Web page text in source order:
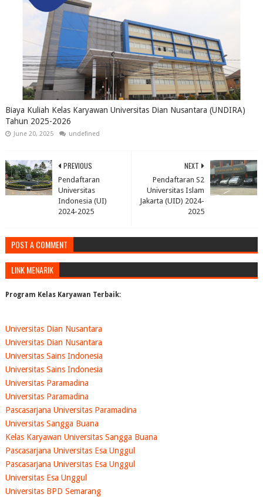
Biaya Kuliah Kelas Karyawan Universitas Dian Nusantara (UNDIRA)
Tahun 2025-2026
June 20, 2025 undefined
NEXT
Pendaftaran S2
Universitas Islam
Jakarta (UID) 2024-
2025
PREVIOUS
Pendaftaran
Universitas
Indonesia (UI)
2024-2025
POST A COMMENT
LINK MENARIK
Program Kelas Karyawan Terbaik:
Universitas Dian Nusantara
Universitas Dian Nusantara
Universitas Sains Indonesia
Universitas Sains Indonesia
Universitas Paramadina
Universitas Paramadina
Pascasarjana Universitas Paramadina
Universitas Sangga Buana
Kelas Karyawan Universitas Sangga Buana
Pascasarjana Universitas Esa Unggul
Pascasarjana Universitas Esa Unggul
Universitas Esa Unggul
Universitas BPD Semarang